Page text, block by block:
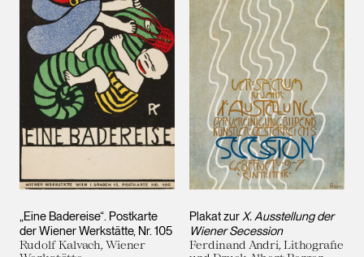
„Eine Badereise“. Postkarte
der Wiener Werkstätte, Nr. 105
Rudolf Kalvach, Wiener
Plakat zurX. Ausstellung der
Wiener Secession
Ferdinand Andri, Lithografie